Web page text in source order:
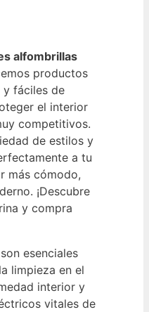
alfombrillas
productos
y fáciles de
el interior
competitivos.
de estilos y
a tu
más cómodo,
¡Descubre
y compra
esenciales
limpieza en el
interior y
vitales de